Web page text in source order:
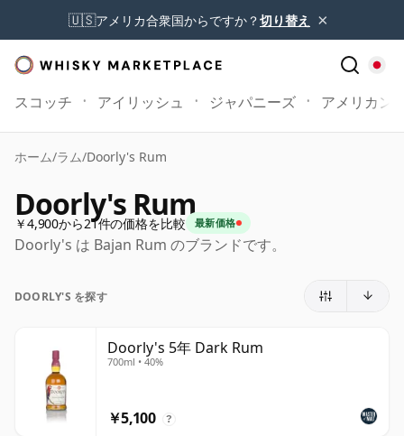
🇺🇸アメリカ合衆国からですか？切り替え ×
スコッチ アイリッシュ ジャパニーズ アメリカン
ホーム/ラム/Doorly's Rum
Doorly's Rum
￥4,900から21件の価格を比較 最新価格
Doorly's は Bajan Rum のブランドです。
DOORLY'S を探す
Doorly's 5年 Dark Rum
700ml • 40%
￥5,100 ?